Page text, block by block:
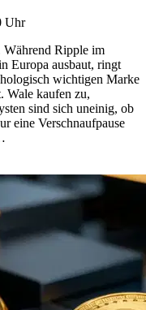
Uhr
Während Ripple im
Europa ausbaut, ringt
wichtigen Marke
Wale kaufen zu,
sind sich uneinig, ob
eine Verschnaufpause